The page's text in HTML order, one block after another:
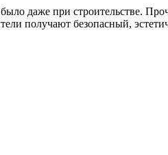
даже при строительстве.
получают безопасный,